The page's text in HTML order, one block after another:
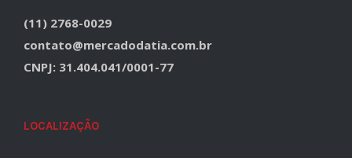
(11) 2768-0029
contato@mercadodatia.com.br
CNPJ: 31.404.041/0001-77
LOCALIZAÇÃO